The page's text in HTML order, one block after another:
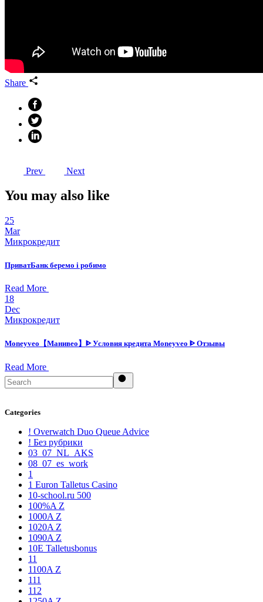
Share
Prev Next
You may also like
25
Mar
Микрокредит
ПриватБанк беремо i робимо
Read More
18
Dec
Микрокредит
Moneyveo【Манивео】ᐈ Условия кредита Moneyveo ᐈ Отзывы
Read More
Search
Categories
! Overwatch Duo Queue Advice
! Без рубрики
03_07_NL_AKS
08_07_es_work
1
1 Euron Talletus Casino
10-school.ru 500
100%A Z
1000A Z
1020A Z
1090A Z
10E Talletusbonus
11
1100A Z
111
112